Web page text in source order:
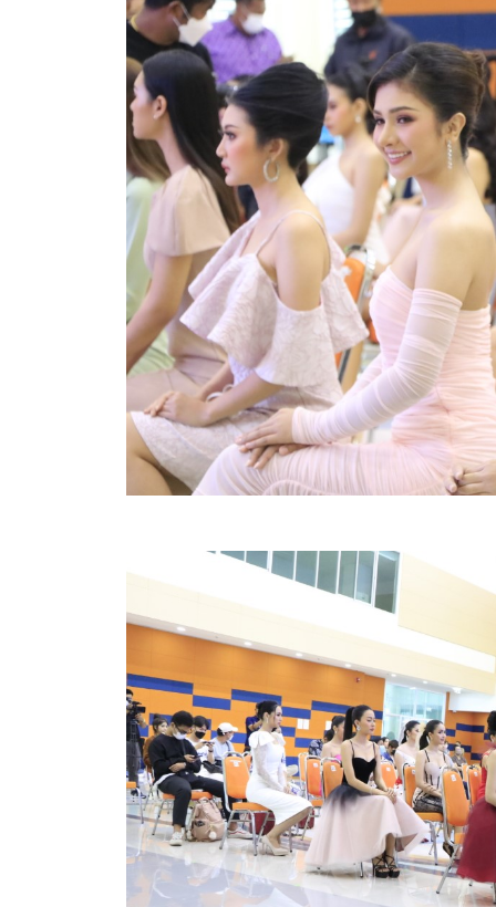
รายงานการประชุมสภา อบจ.สุพรรณบุรี
รายงานรายรับรายจ่าย อบจ.สุพรรณบุรี
รายงานการติดตามและประเมินผลแผนพัฒนาท้อง
สรุปผลการประเมินความพึงพอใจ
ระบบสืบค้นข้อมูล ประกาศ ก.จ.จ. สุพรรณบุรี (พ.ศ
Document
คลินิกเซ็นเตอร์
แบบฟอร์มบริหารงานบุคคล
รายงานเครื่องจักรกล อบจ.
ศูนย์อำนวยการการเลือกตั้ง สมาชิกสภาและนายก
งานแผนการบริหารจัดการความเสี่ยงของ อบจ.สุพร